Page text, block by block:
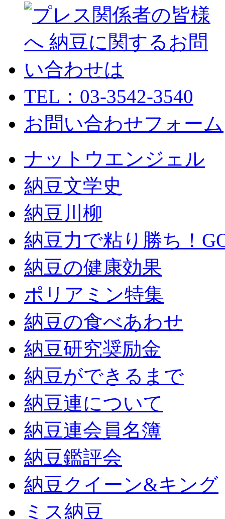
TEL：03-3542-3540
お問い合わせフォーム
ナットウエンジェル
納豆文学史
納豆川柳
納豆力で粘り勝ち！
納豆の健康効果
ポリアミン特集
納豆の食べあわせ
納豆研究奨励金
納豆ができるまで
納豆連について
納豆連会員名簿
納豆鑑評会
納豆クイーン&キング
ミス納豆